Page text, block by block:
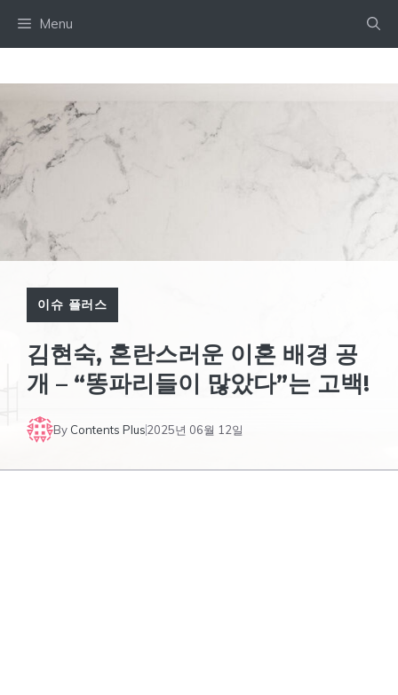
Menu
이슈 플러스
김현숙, 혼란스러운 이혼 배경 공
개 – “똥파리들이 많았다”는 고백!
By Contents Plus2025년 06월 12일